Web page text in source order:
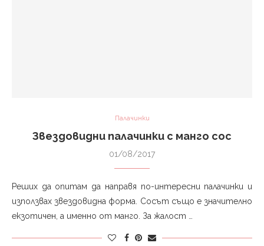
Палачинки
Звездовидни палачинки с манго сос
01/08/2017
Реших да опитам да направя по-интересни палачинки и
използвах звездовидна форма. Сосът също е значително
екзотичен, а именно от манго. За жалост …